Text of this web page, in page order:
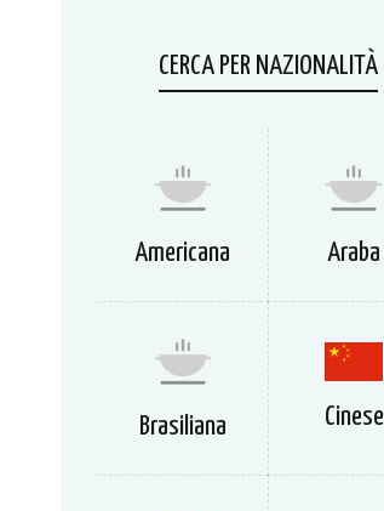
CERCA PER NAZIONALITÀ
Americana Araba
Brasiliana Cinese